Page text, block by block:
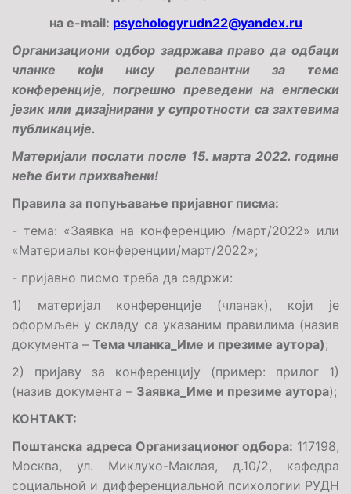
на e-mail: psychologyrudn22@yandex.ru
Организациони одбор задржава право да одбаци
чланке који нису релевантни за теме
конференције, погрешно преведени на енглески
језикили дизајнирани у супротности са захтевима
публикације.
Материјали послати после 15. марта 2022. године
неће бити прихваћени!
Правила за попуњавање пријавног писма:
- тема: «Заявка на конференцию /март/2022» или
«Материалы конференции/март/2022»;
- пријавно писмо треба да садржи:
1) материјал конференције (чланак), који је
оформљен у складу са указаним правилима (назив
документа – Тема чланка_Име и презиме аутора);
2) пријаву за конференцију (пример: прилог 1)
(назив документа – Заявка _Име и презиме аутора);
КОНТАКТ:
Поштанска адреса Организационог одбора: 117198,
Москва, ул. Миклухо-Маклая, д.10/2, кафедра
социальной и дифференциальной психологии РУДН